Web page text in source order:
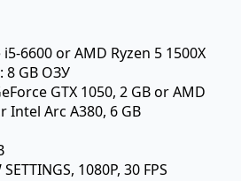
6600 or AMD Ryzen 5 1500X
8 GB ОЗУ
GTX 1050, 2 GB or AMD
Intel Arc A380, 6 GB
SETTINGS, 1080P, 30 FPS